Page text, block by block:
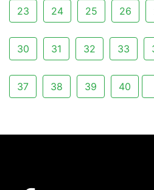
23 24 25 26
30 31 32 33
37 38 39 40